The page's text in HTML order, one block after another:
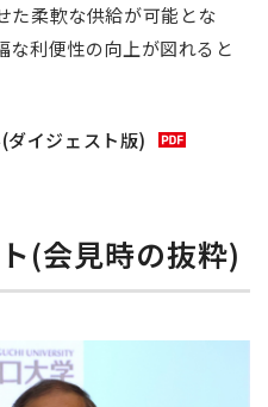
た柔軟な供給が可能とな
な利便性の向上が図れると
ダイジェスト版)
(会見時の抜粋)